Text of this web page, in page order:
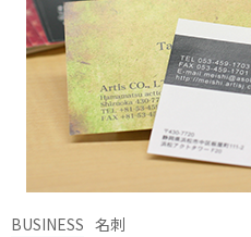
BUSINESS 名刺